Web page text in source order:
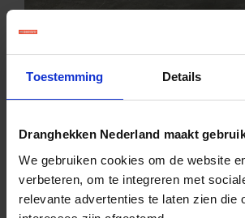
Toestemming Details
Dranghekken Nederland maakt
We gebruiken cookies om de website
verbeteren, om te integreren met
relevante advertenties te laten zien die